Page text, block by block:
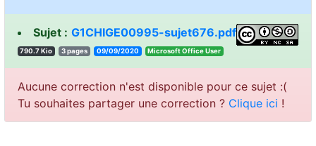
Sujet : G1CHIGE00995-sujet676.pdf
790.7 Kio 3 pages 09/09/2020 resU eciffO tfosorciM
Aucune correction n'est disponible pour ce sujet :(
Tu souhaites partager une correction ? Clique ici !